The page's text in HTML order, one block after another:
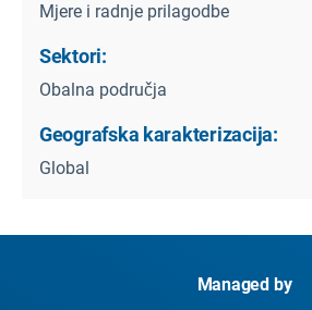
Mjere i radnje prilagodbe
Sektori:
Obalna područja
Geografska karakterizacija:
Global
Managed by